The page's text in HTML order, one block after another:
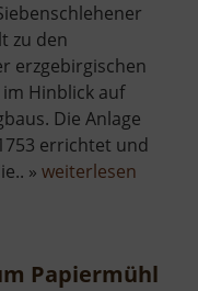
zu den
erzgebirgischen
Hinblick auf
Die Anlage
errichtet und
» weiterlesen
Papiermühle